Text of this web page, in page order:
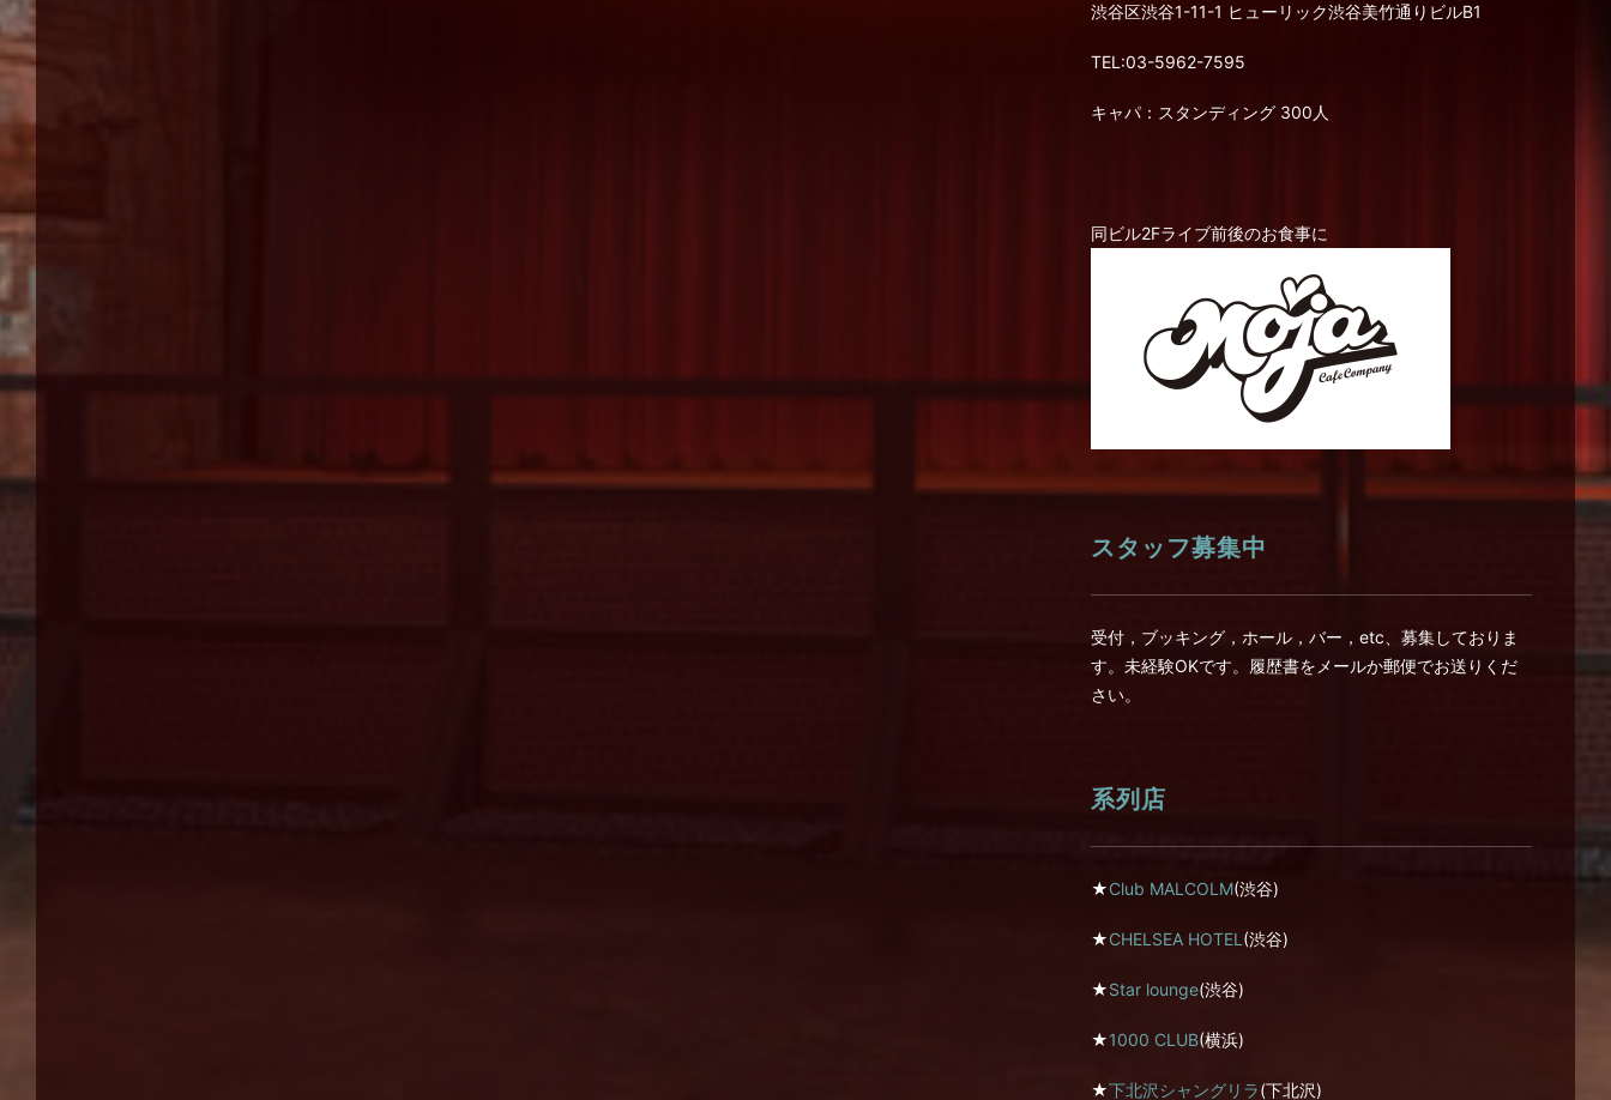
渋谷区渋谷1-11-1 ヒューリック渋谷美竹通りビルB1
TEL:03-5962-7595
キャパ：スタンディング 300人
同ビル2Fライブ前後のお食事に
スタッフ募集中
受付，ブッキング，ホール，バー，etc、募集しておりま
す。未経験OKです。履歴書をメールか郵便でお送りくだ
さい。
系列店
★Club MALCOLM(渋谷)
★CHELSEA HOTEL (渋谷)
★Star lounge(渋谷)
★1000 CLUB(横浜)
★下北沢シャングリラ(下北沢)